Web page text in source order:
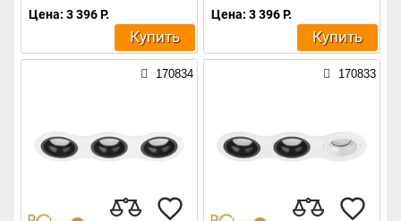
Цена: 3 396 Р.
Купить
Цена: 3 396 Р.
Купить
170834 170833